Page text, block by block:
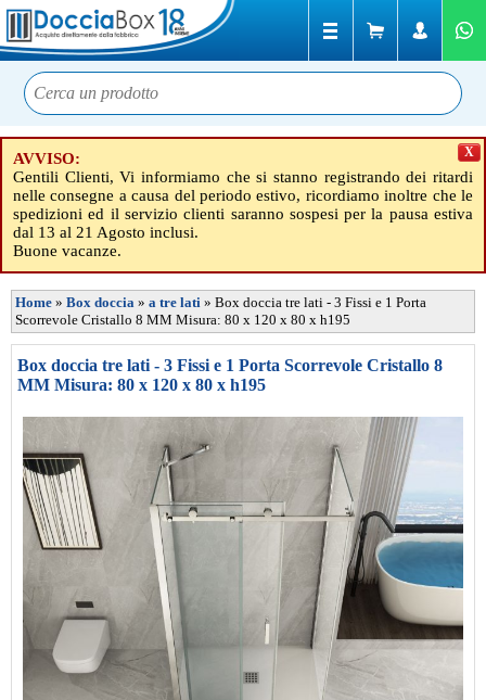
AVVISO:
Gentili Clienti, Vi informiamo che si stanno registrando dei ritardi
nelle consegne a causa del periodo estivo, ricordiamo inoltre che le
spedizioni ed il servizio clienti saranno sospesi per la pausa estiva
dal 13 al 21 Agosto inclusi.
Buone vacanze.
X
Home » Box doccia » a tre lati » Box doccia tre lati - 3 Fissi e 1 Porta
Scorrevole Cristallo 8 MM Misura: 80 x 120 x 80 x h195
Box doccia tre lati - 3 Fissi e 1 Porta Scorrevole Cristallo 8
MM Misura: 80 x 120 x 80 x h195